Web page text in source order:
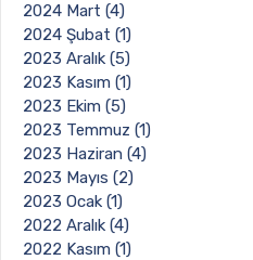
2024 Mart (4)
2024 Şubat (1)
2023 Aralık (5)
2023 Kasım (1)
2023 Ekim (5)
2023 Temmuz (1)
2023 Haziran (4)
2023 Mayıs (2)
2023 Ocak (1)
2022 Aralık (4)
2022 Kasım (1)